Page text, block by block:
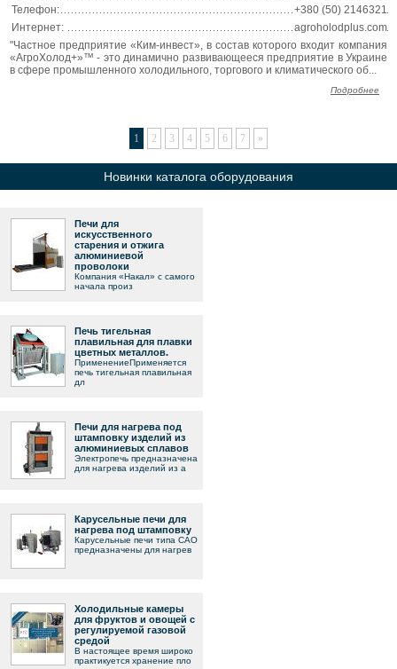
Телефон:
+380 (50) 2146321
Интернет:
agroholodplus.com
"Частное предприятие «Ким-инвест», в состав которого входит компания
«АгроХолод+»™ - это динамично развивающееся предприятие в Украине
в сфере промышленного холодильного, торгового и климатического об...
Подробнее
1 2 3 4 5 6 7 »
Новинки каталога оборудования
Печи для
искусственного
старения и отжига
алюминиевой
проволоки
Компания «Накал» с самого
начала произ
Печь тигельная
плавильная для плавки
цветных металлов.
ПрименениеПрименяется
печь тигельная плавильная
дл
Печи для нагрева под
штамповку изделий из
алюминиевых сплавов
Электропечь предназначена
для нагрева изделий из а
Карусельные печи для
нагрева под штамповку
Карусельные печи типа САО
предназначены для нагрев
Холодильные камеры
для фруктов и овощей с
регулируемой газовой
средой
В настоящее время широко
практикуется хранение пло